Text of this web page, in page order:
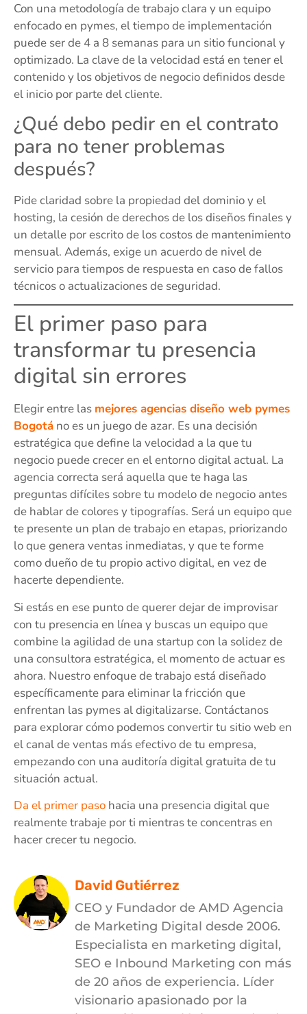
Con una metodología de trabajo clara y un equipo
enfocado en pymes, el tiempo de implementación
puede ser de 4 a 8 semanas para un sitio funcional y
optimizado. La clave de la velocidad está en tener el
contenido y los objetivos de negocio definidos desde
el inicio por parte del cliente.
¿Qué debo pedir en el contrato
para no tener problemas
después?
Pide claridad sobre la propiedad del dominio y el
hosting, la cesión de derechos de los diseños finales y
un detalle por escrito de los costos de mantenimiento
mensual. Además, exige un acuerdo de nivel de
servicio para tiempos de respuesta en caso de fallos
técnicos o actualizaciones de seguridad.
El primer paso para
transformar tu presencia
digital sin errores
Elegir entre las mejores agencias diseño web pymes
Bogotá no es un juego de azar. Es una decisión
estratégica que define la velocidad a la que tu
negocio puede crecer en el entorno digital actual. La
agencia correcta será aquella que te haga las
preguntas difíciles sobre tu modelo de negocio antes
de hablar de colores y tipografías. Será un equipo que
te presente un plan de trabajo en etapas, priorizando
lo que genera ventas inmediatas, y que te forme
como dueño de tu propio activo digital, en vez de
hacerte dependiente.
Si estás en ese punto de querer dejar de improvisar
con tu presencia en línea y buscas un equipo que
combine la agilidad de una startup con la solidez de
una consultora estratégica, el momento de actuar es
ahora. Nuestro enfoque de trabajo está diseñado
específicamente para eliminar la fricción que
enfrentan las pymes al digitalizarse. Contáctanos
para explorar cómo podemos convertir tu sitio web en
el canal de ventas más efectivo de tu empresa,
empezando con una auditoría digital gratuita de tu
situación actual.
Da el primer paso hacia una presencia digital que
realmente trabaje por ti mientras te concentras en
hacer crecer tu negocio.
David Gutiérrez
CEO y Fundador de AMD Agencia
de Marketing Digital desde 2006.
Especialista en marketing digital,
SEO e Inbound Marketing con más
de 20 años de experiencia. Líder
visionario apasionado por la